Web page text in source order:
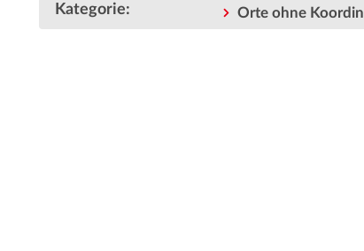
Kategorie: Orte ohne